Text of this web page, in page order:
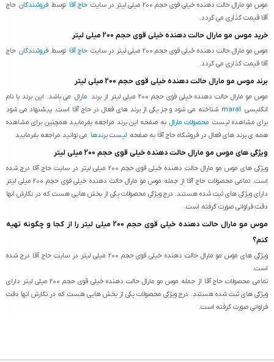
موس مو مارال حالت دهنده خیلی قوی حجم 200 میلی لیتر در سایت حاج آقا توسط فروشندگان حاج
آقا قیمت گذاری می گردد.
خرید موس مو مارال حالت دهنده خیلی قوی حجم 200 میلی لیتر
موس مو مارال حالت دهنده خیلی قوی حجم 200 میلی لیتر در سایت حاج آقا توسط فروشندگان حاج
آقا قیمت گذاری می گردد.
برند موس مو مارال حالت دهنده خیلی قوی حجم 200 میلی لیتر
موس مو مارال حالت دهنده خیلی قوی حجم 200 میلی لیتر از برند مارال می باشد. این برند با نام
انگلیسی maral شناخته می شود و جز یکی از برند های فعال در حاج آقا است. پیشنهاد می شود
برای مشاهده لیست محصولات مارال به صفحه این برند مراجعه بفرمایید همچنین برای مشاهده
همه ی برند های فعال در فروشگاه حاج آقا به صفحه لیست برندها می توانید مراجعه بفرمایید
ویژگی های موس مو مارال حالت دهنده خیلی قوی حجم 200 میلی لیتر
ویژگی های موس مو مارال حالت دهنده خیلی قوی حجم 200 میلی لیتر در سایت حاج آقا درج شده
است. تمامی محصولات حاج آقا از جمله موس مو مارال حالت دهنده خیلی قوی حجم 200 میلی لیتر
دارای ویژگی های ثبت شده هستند. درج ویژگی محصولات یکی از بخش هایی هست که در نگارش انها
دقت فراوانی صورت گرفته است.
موس مو مارال حالت دهنده خیلی قوی حجم 200 میلی لیتر را از کجا و چگونه تهیه
کنم؟
ویژگی های موس مو مارال حالت دهنده خیلی قوی حجم 200 میلی لیتر در سایت حاج آقا درج شده
است.
تمامی محصولات حاج آقا از جمله موس مو مارال حالت دهنده خیلی قوی حجم 200 میلی لیتر دارای
ویژگی های ثبت شده هستند. درج ویژگی محصولات یکی از بخش هایی هست که در نگارش انها دقت
فراوانی صورت گرفته است.